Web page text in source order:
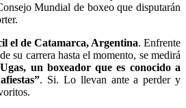
Mundial de boxeo que disputarán
el de Catamarca, Argentina. Enfrente
su carrera hasta el momento, se medirá
un boxeador que es conocido a
. Si. Lo llevan ante a perder y